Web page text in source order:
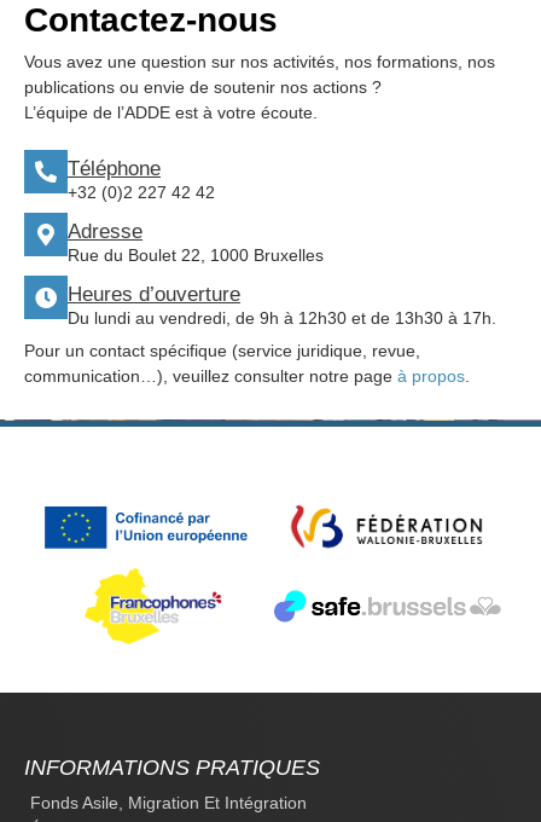
Contactez-nous
Vous avez une question sur nos activités, nos formations, nos
publications ou envie de soutenir nos actions ?
L’équipe de l’ADDE est à votre écoute.
Téléphone
+32 (0)2 227 42 42
Adresse
Rue du Boulet 22, 1000 Bruxelles
Heures d’ouverture
Du lundi au vendredi, de 9h à 12h30 et de 13h30 à 17h.
Pour un contact spécifique (service juridique, revue,
communication…), veuillez consulter notre page à propos
INFORMATIONS PRATIQUES
Fonds Asile, Migration Et Intégration